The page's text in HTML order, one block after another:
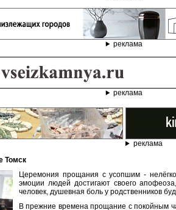
реклама
реклама
реклама
Томск
Церемония прощания с усопшим -
эмоции людей достигают своего
человек, душевная боль у родственников
В прежние времена прощание с покойным